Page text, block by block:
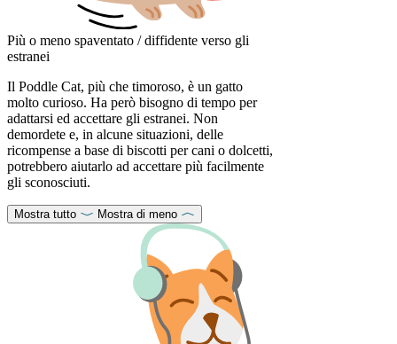
Più o meno spaventato / diffidente verso gli
estranei
Il Poddle Cat, più che timoroso, è un gatto
molto curioso. Ha però bisogno di tempo per
adattarsi ed accettare gli estranei. Non
demordete e, in alcune situazioni, delle
ricompense a base di biscotti per cani o dolcetti,
potrebbero aiutarlo ad accettare più facilmente
gli sconosciuti.
Mostra tutto Mostra di meno